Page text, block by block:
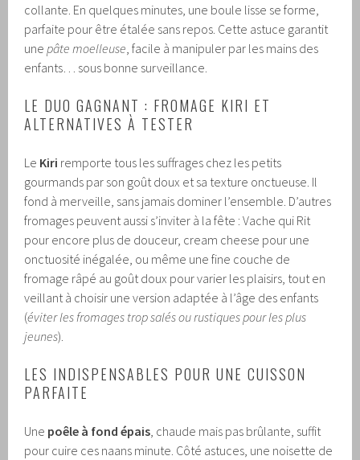
collante. En quelques minutes, une boule lisse se forme,
parfaite pour être étalée sans repos. Cette astuce garantit
une pâte moelleuse , facile à manipuler par les mains des
enfants… sous bonne surveillance.
LE DUO GAGNANT : FROMAGE KIRI ET
ALTERNATIVES À TESTER
Le Kiri remporte tous les suffrages chez les petits
gourmands par son goût doux et sa texture onctueuse. Il
fond à merveille, sans jamais dominer l’ensemble. D’autres
fromages peuvent aussi s’inviter à la fête : Vache qui Rit
pour encore plus de douceur, cream cheese pour une
onctuosité inégalée, ou même une fine couche de
fromage râpé au goût doux pour varier les plaisirs, tout en
veillant à choisir une version adaptée à l’âge des enfants
(éviter les fromages trop salés ou rustiques pour les plus
jeunes).
LES INDISPENSABLES POUR UNE CUISSON
PARFAITE
Une poêle à fond épais , chaude mais pas brûlante, suffit
pour cuire ces naans minute. Côté astuces, une noisette de